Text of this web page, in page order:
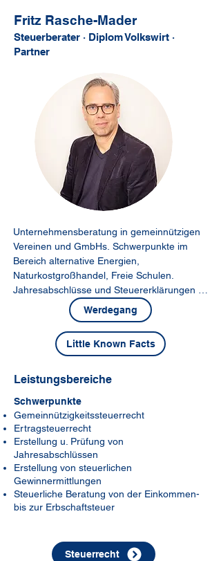
Fritz Rasche-Mader
Steuerberater · Diplom Volkswirt ·
Partner
Unternehmensberatung in gemeinnützigen
Vereinen und GmbHs. Schwerpunkte im
Bereich alternative Energien,
Naturkostgroßhandel, Freie Schulen.
Jahresabschlüsse und Steuererklärungen für
gemeinnützige Vereine und GmbHs.
Werdegang
Little Known Facts
Leistungsbereiche
Schwerpunkte
Gemeinnützigkeitssteuerrecht
Ertragsteuerrecht
Erstellung u. Prüfung von
Jahresabschlüssen
Erstellung von steuerlichen
Gewinnermittlungen
Steuerliche Beratung von der Einkommen-
bis zur Erbschaftsteuer
Steuerrecht